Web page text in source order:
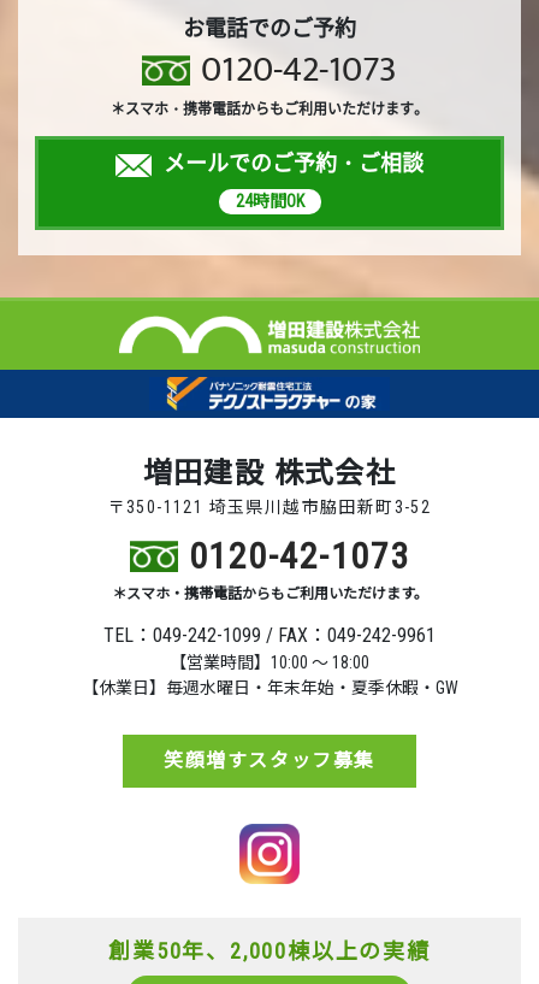
お電話でのご予約
0120-42-1073
＊スマホ・携帯電話からもご利用いただけます。
メールでのご予約・ご相談
24時間OK
増田建設 株式会社
〒350-1121 埼玉県川越市脇田新町3-52
0120-42-1073
＊スマホ・携帯電話からもご利用いただけます。
TEL：049-242-1099 / FAX：049-242-9961
【営業時間】10:00 ～ 18:00
【休業日】毎週水曜日・年末年始・夏季休暇・GW
笑顔増すスタッフ募集
創業50年、2,000棟以上の実績